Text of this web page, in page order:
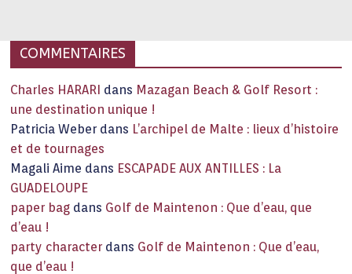
COMMENTAIRES
Charles HARARI dans Mazagan Beach & Golf Resort :
une destination unique !
Patricia Weber dans L’archipel de Malte : lieux d’histoire
et de tournages
Magali Aime dans ESCAPADE AUX ANTILLES : La
GUADELOUPE
paper bag dans Golf de Maintenon : Que d’eau, que
d’eau !
party character dans Golf de Maintenon : Que d’eau,
que d’eau !